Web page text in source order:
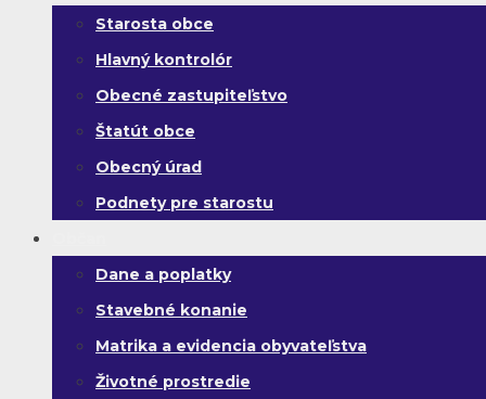
Starosta obce
Hlavný kontrolór
Obecné zastupiteľstvo
Štatút obce
Obecný úrad
Podnety pre starostu
Dane a poplatky
Stavebné konanie
Matrika a evidencia obyvateľstva
Životné prostredie